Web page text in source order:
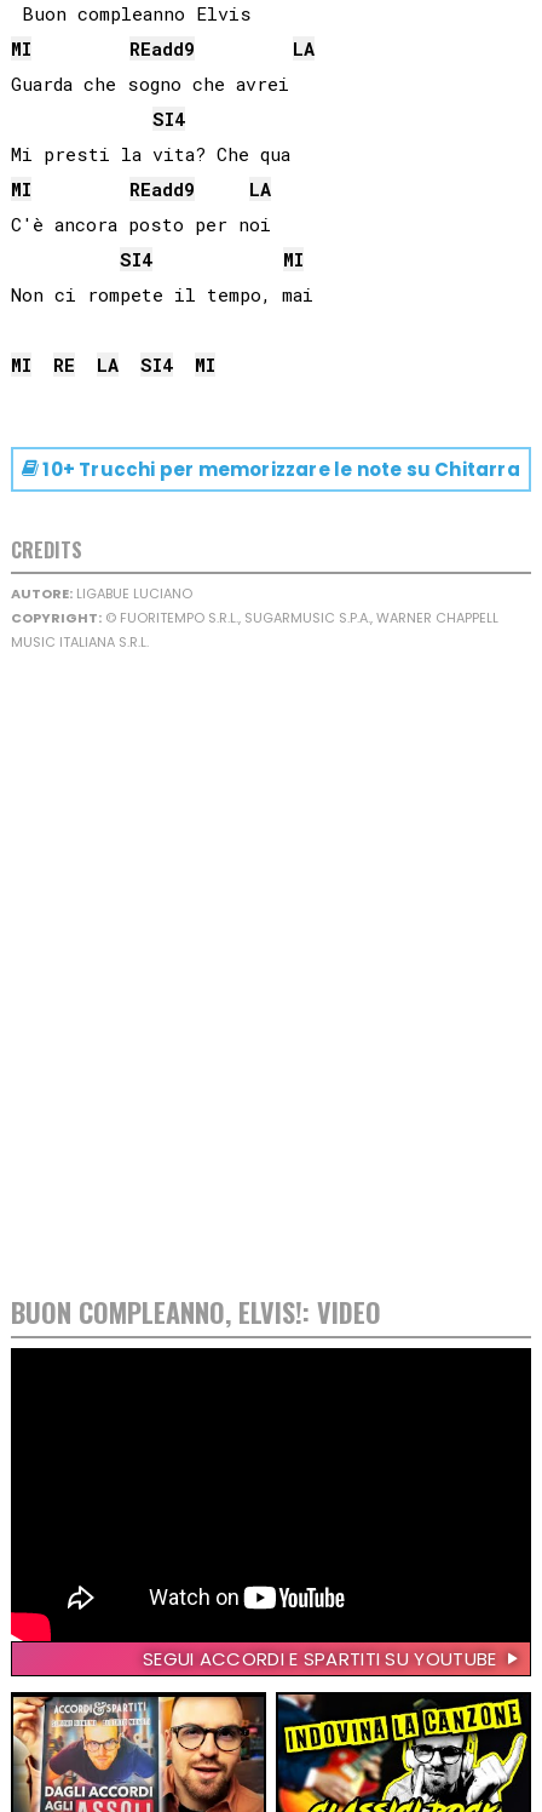
MI
REadd9
LA
Guarda che sogno che avrei
SI4
Mi presti la vita? Che qua
MI
REadd9
LA
C'è ancora posto per noi
SI4
MI
Non ci rompete il tempo, mai
MI RE LA SI4 MI
10+ Trucchi per memorizzare le note su Chitarra
CREDITS
AUTORE:LIGABUE LUCIANO
COPYRIGHT:© FUORITEMPO S.R.L., SUGARMUSIC S.P.A., WARNER CHAPPELL
MUSIC ITALIANA S.R.L.
BUON COMPLEANNO, ELVIS!: VIDEO
SEGUI ACCORDI E SPARTITI SU YOUTUBE